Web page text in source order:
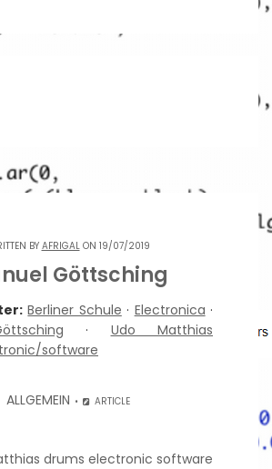
BYAFRIGALON 19/07/2019
Göttsching
Berliner Schule · Electronica ·
· Udo Matthias
software
ALLGEMEIN ARTICLE
drums electronic software